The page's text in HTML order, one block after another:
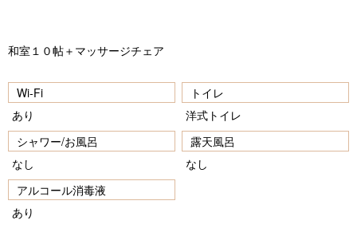
o
u
s
和室１０帖＋マッサージチェア
Wi-Fi
あり
トイレ
洋式トイレ
シャワー/お風呂
なし
露天風呂
なし
アルコール消毒液
あり